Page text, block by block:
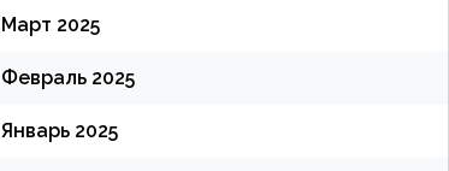
Март 2025
Февраль 2025
Январь 2025